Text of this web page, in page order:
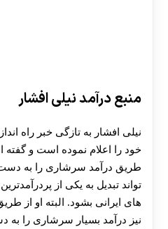
منبع درآمد نیلی افشار
نیلی افشار به تازگی خبر راه
خود را اعلام نموده است و گفته
طریق درآمد سرشاری را به دست
تواند تبدیل به یکی از
های ایرانی بشود. البته او از
نیز درآمد بسیار سرشاری را به